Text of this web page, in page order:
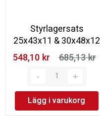
Styrlagersats
25x43x11 & 30x48x12
548,10 kr‎
685,13 kr‎
Lägg i varukorg